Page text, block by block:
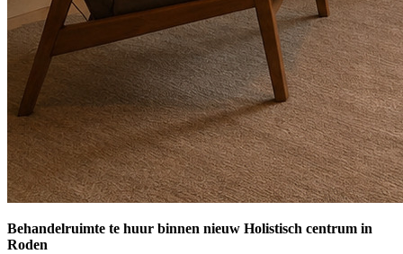
Behandelruimte te huur binnen nieuw Holistisch centrum in
Roden